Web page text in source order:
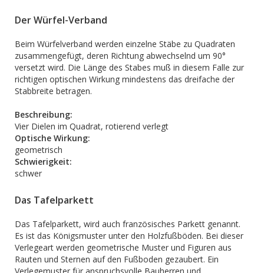
Der Würfel-Verband
Beim Würfelverband werden einzelne Stäbe zu Quadraten
zusammengefügt, deren Richtung abwechselnd um 90°
versetzt wird. Die Länge des Stabes muß in diesem Falle zur
richtigen optischen Wirkung mindestens das dreifache der
Stabbreite betragen.
Beschreibung:
Vier Dielen im Quadrat, rotierend verlegt
Optische Wirkung:
geometrisch
Schwierigkeit:
schwer
Das Tafelparkett
Das Tafelparkett, wird auch französisches Parkett genannt.
Es ist das Königsmuster unter den Holzfußböden. Bei dieser
Verlegeart werden geometrische Muster und Figuren aus
Rauten und Sternen auf den Fußboden gezaubert. Ein